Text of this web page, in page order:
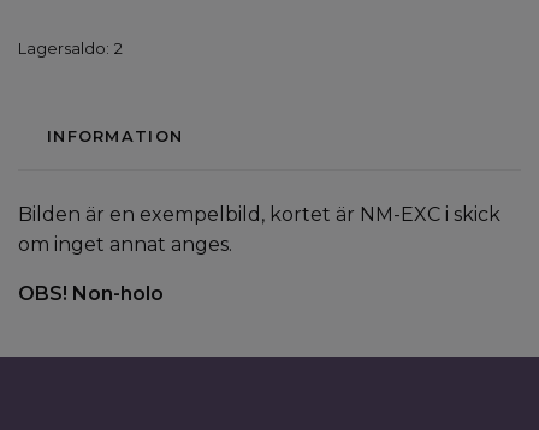
Lagersaldo: 2
INFORMATION
Bilden är en exempelbild, kortet är NM-EXC i skick
om inget annat anges.
OBS! Non-holo